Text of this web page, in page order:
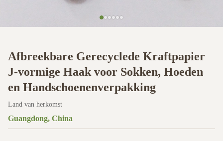
Afbreekbare Gerecyclede Kraftpapier
J-vormige Haak voor Sokken, Hoeden
en Handschoenenverpakking
Land van herkomst
Guangdong, China